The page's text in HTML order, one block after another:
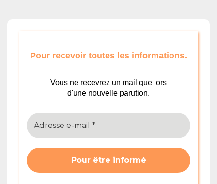
Pour recevoir toutes les informations.
Vous ne recevrez un mail que lors
d'une nouvelle parution.